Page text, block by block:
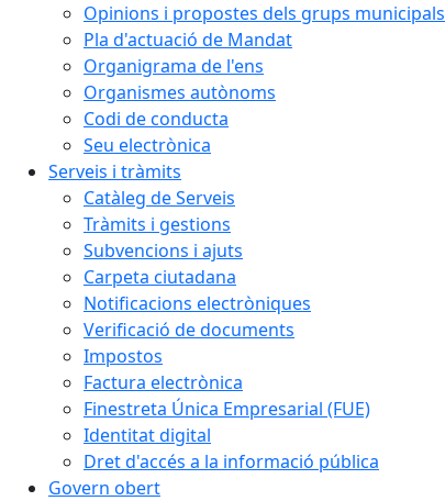
Opinions i propostes dels grups municipals
Pla d'actuació de Mandat
Organigrama de l'ens
Organismes autònoms
Codi de conducta
Seu electrònica
Serveis i tràmits
Catàleg de Serveis
Tràmits i gestions
Subvencions i ajuts
Carpeta ciutadana
Notificacions electròniques
Verificació de documents
Impostos
Factura electrònica
Finestreta Única Empresarial (FUE)
Identitat digital
Dret d'accés a la informació pública
Govern obert